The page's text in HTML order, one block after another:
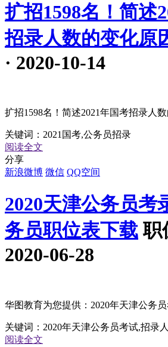
扩招1598名！简述
招录人数的变化原
· 2020-10-14
扩招1598名！简述2021年国考招录人
关键词： 2021国考,公务员招录
阅读全文
分享
新浪微博 微信 QQ空间
2020天津公务员考
务员职位表下载 职
2020-06-28
华图教育为您提供：2020年天津公务
关键词： 2020年天津公务员考试,招录
阅读全文